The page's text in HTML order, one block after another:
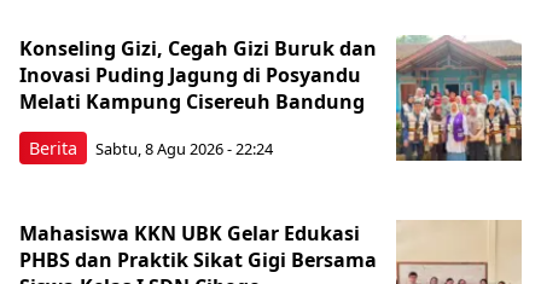
Berita
Konseling Gizi, Cegah Gizi Buruk dan
Inovasi Puding Jagung di Posyandu
Melati Kampung Cisereuh Bandung
Sabtu, 8 Agu 2026 - 22:24
Mahasiswa KKN UBK Gelar Edukasi
PHBS dan Praktik Sikat Gigi Bersama